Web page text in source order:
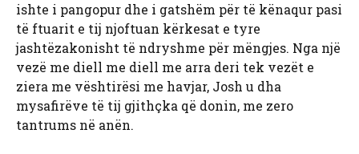
ishte i pangopur dhe i gatshëm për të kënaqur pasi
të ftuarit e tij njoftuan kërkesat e tyre
jashtëzakonisht të ndryshme për mëngjes. Nga një
vezë me diell me diell me arra deri tek vezët e
ziera me vështirësi me havjar, Josh u dha
mysafirëve të tij gjithçka që donin, me zero
tantrums në anën.